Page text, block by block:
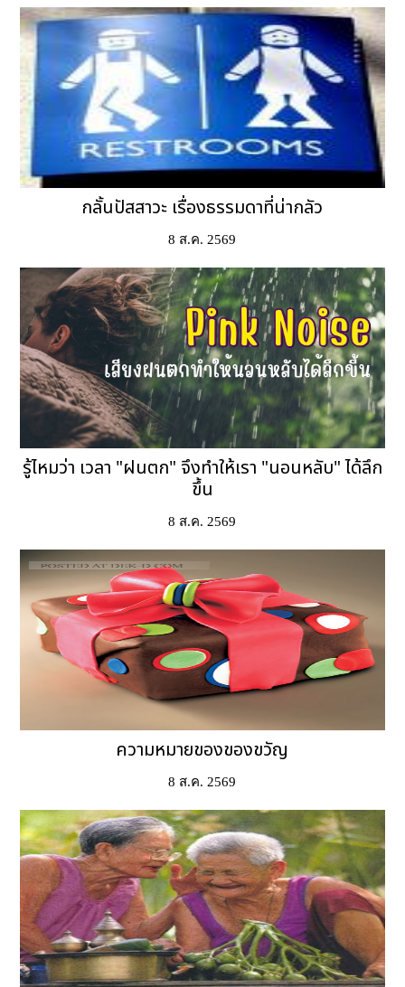
กลั้นปัสสาวะ เรื่องธรรมดาที่น่ากลัว
8 ส.ค. 2569
รู้ไหมว่า เวลา "ฝนตก" จึงทำให้เรา "นอนหลับ" ได้ลึก
ขึ้น
8 ส.ค. 2569
ความหมายของของขวัญ
8 ส.ค. 2569